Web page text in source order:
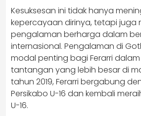
Kesuksesan ini tidak hanya
kepercayaan dirinya, tetapi juga
pengalaman berharga dalam
internasional. Pengalaman di
modal penting bagi Ferarri
tantangan yang lebih besar di
tahun 2019, Ferarri bergabung
Persikabo U-16 dan kembali
U-16.